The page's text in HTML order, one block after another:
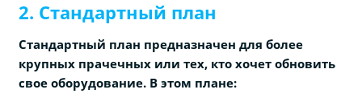
2. Стандартный план
Стандартный план предназначен для более
крупных прачечных или тех, кто хочет обновить
свое оборудование. В этом плане: